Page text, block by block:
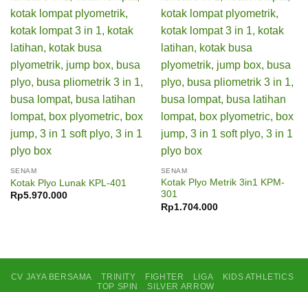
SENAM
Kotak Plyo Lunak KPL-401
Rp5.970.000
SENAM
Kotak Plyo Metrik 3in1 KPM-
301
Rp1.704.000
CV JAYA BERSAMA TRINITY FIGHTER LIGA
KIDS ATHLETICS
TOP SPIN
SILVER ARROW